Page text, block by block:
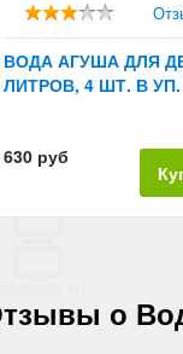
ВОДА АГУША ДЛЯ
ЛИТРОВ, 4 ШТ. В УП.
630 руб
о